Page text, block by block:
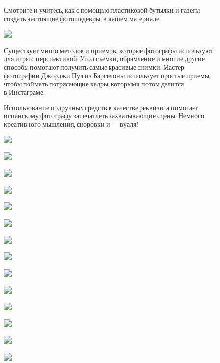
Смотрите и учитесь, как с помощью пластиковой бутылки и газеты
создать настоящие фотошедевры, в нашем материале.
Существует много методов и приемов, которые фотографы используют
для игры с перспективой. Угол съемки, обрамление и многие другие
способы помогают получить самые красивые снимки. Мастер
фотографии Джорджи Пуч из Барселоны использует простые приемы,
чтобы поймать потрясающие кадры, которыми потом делится
в Инстаграме.
Использование подручных средств в качестве реквизита помогает
испанскому фотографу запечатлеть захватывающие сцены. Немного
креативного мышления, сноровки и — вуаля!